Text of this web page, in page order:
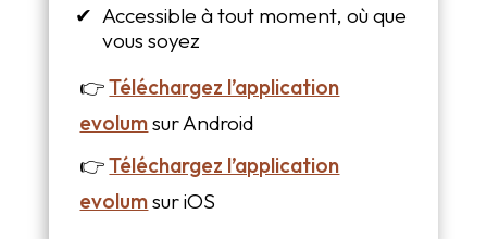
Accessible à tout moment, où que
vous soyez
👉Téléchargez l’application
evolumsur Android
👉Téléchargez l’application
evolumsur iOS